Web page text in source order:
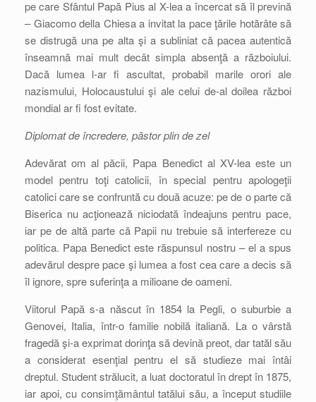
pe care Sfântul Papă Pius al X-lea a încercat să îl prevină
– Giacomo della Chiesa a invitat la pace ţările hotărâte să
se distrugă una pe alta şi a subliniat că pacea autentică
înseamnă mai mult decât simpla absenţă a războiului.
Dacă lumea l-ar fi ascultat, probabil marile orori ale
nazismului, Holocaustului şi ale celui de-al doilea război
mondial ar fi fost evitate.
Diplomat de încredere, păstor plin de zel
Adevărat om al păcii, Papa Benedict al XV-lea este un
model pentru toţi catolicii, în special pentru apologeţii
catolici care se confruntă cu două acuze: pe de o parte că
Biserica nu acţionează niciodată îndeajuns pentru pace,
iar pe de altă parte că Papii nu trebuie să interfereze cu
politica. Papa Benedict este răspunsul nostru – el a spus
adevărul despre pace şi lumea a fost cea care a decis să
îl ignore, spre suferinţa a milioane de oameni.
Viitorul Papă s-a născut în 1854 la Pegli, o suburbie a
Genovei, Italia, într-o familie nobilă italiană. La o vârstă
fragedă şi-a exprimat dorinţa să devină preot, dar tatăl său
a considerat esenţial pentru el să studieze mai întâi
dreptul. Student strălucit, a luat doctoratul în drept în 1875,
iar apoi, cu consimţământul tatălui său, a început studiile